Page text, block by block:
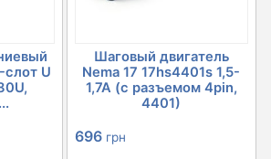
U
Шаговый двигатель
Nema 17 17hs4401s 1,5-
1,7А (с разъемом 4pin,
4401)
696 грн